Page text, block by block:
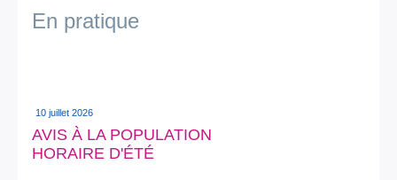
En pratique
10 juillet 2026
AVIS À LA POPULATION
HORAIRE D'ÉTÉ